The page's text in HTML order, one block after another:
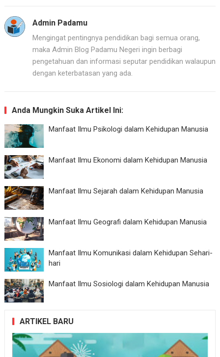
Admin Padamu
Mengingat pentingnya pendidikan bagi semua orang,
maka Admin Blog Padamu Negeri ingin berbagi
pengetahuan dan informasi seputar pendidikan walaupun
dengan keterbatasan yang ada.
Anda Mungkin Suka Artikel Ini:
Manfaat Ilmu Psikologi dalam Kehidupan Manusia
Manfaat Ilmu Ekonomi dalam Kehidupan Manusia
Manfaat Ilmu Sejarah dalam Kehidupan Manusia
Manfaat Ilmu Geografi dalam Kehidupan Manusia
Manfaat Ilmu Komunikasi dalam Kehidupan Sehari-
hari
Manfaat Ilmu Sosiologi dalam Kehidupan Manusia
ARTIKEL BARU